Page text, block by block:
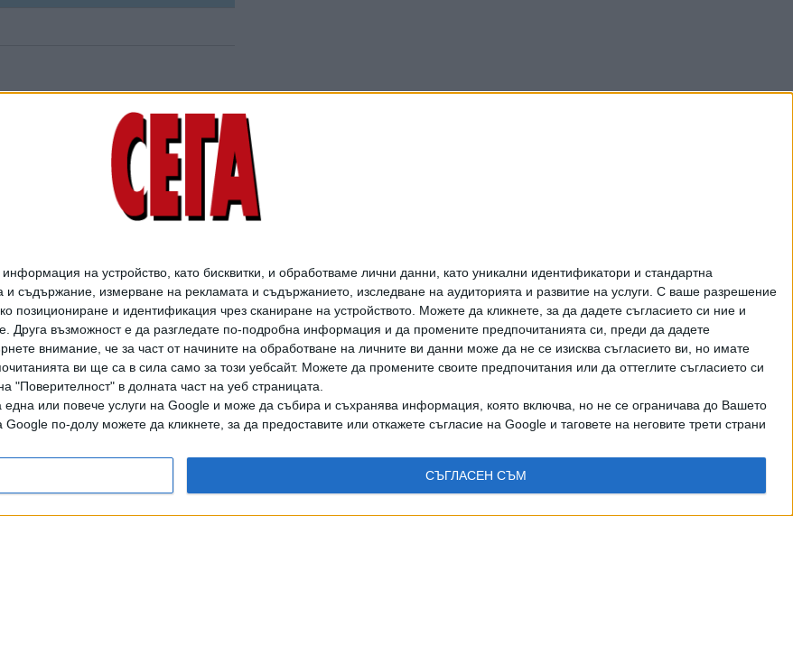
на устройство, като бисквитки, и обработваме лични данни, като уникални идентификатори и стандартна
съдържание, измерване на рекламата и съдържанието, изследване на аудиторията и развитие на услуги. С ваше разрешение
позициониране и идентификация чрез сканиране на устройството. Можете да кликнете, за да дадете съгласието си ние и
Друга възможност е да разгледате по-подробна информация и да промените предпочитанията си, преди да дадете
внимание, че за част от начините на обработване на личните ви данни може да не се изисква съгласието ви, но имате
ви ще са в сила само за този уебсайт. Можете да промените своите предпочитания или да оттеглите съгласието си
"Поверителност" в долната част на уеб страницата.
или повече услуги на Google и може да събира и съхранява информация, която включва, но не се ограничава до Вашето
по-долу можете да кликнете, за да предоставите или откажете съгласие на Google и таговете на неговите трети страни
СЪГЛАСЕН СЪМ
Мирчев атакува
Борисов за OFAC и
ГЕРБ дава бюджета на
Конституционния съд
26 Юли 2026